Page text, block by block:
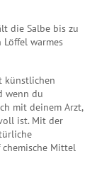
die Salbe bis zu
warmes
künstlichen
wenn du
mit deinem Arzt,
ist. Mit der
chemische Mittel